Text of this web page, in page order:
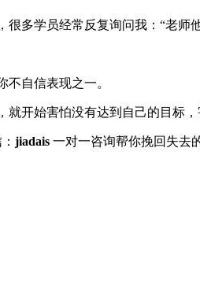
很多学员经常反复询问我：“老师
不自信表现之一。
就开始害怕没有达到自己的目标
jiadais 一对一咨询帮你挽回失去